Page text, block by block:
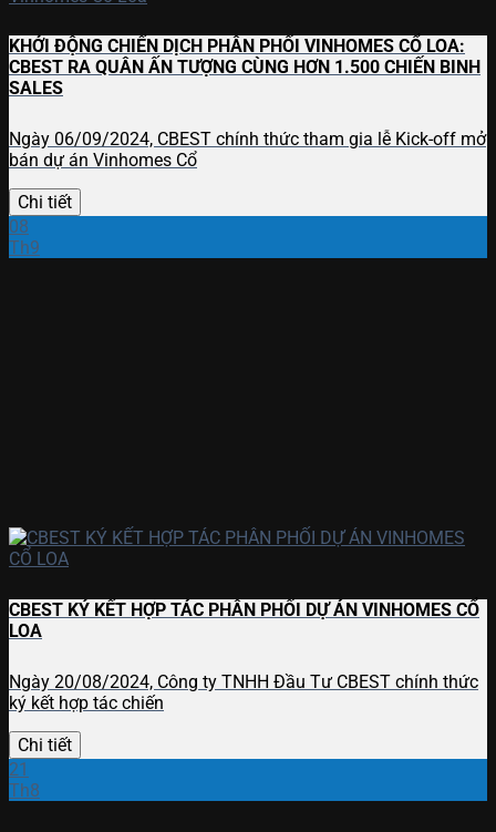
KHỞI ĐỘNG CHIẾN DỊCH PHÂN PHỐI VINHOMES CỔ LOA:
CBEST RA QUÂN ẤN TƯỢNG CÙNG HƠN 1.500 CHIẾN BINH
SALES
Ngày 06/09/2024, CBEST chính thức tham gia lễ Kick-off mở
bán dự án Vinhomes Cổ
Chi tiết
08
Th9
CBEST KÝ KẾT HỢP TÁC PHÂN PHỐI DỰ ÁN VINHOMES CỔ
LOA
Ngày 20/08/2024, Công ty TNHH Đầu Tư CBEST chính thức
ký kết hợp tác chiến
Chi tiết
21
Th8